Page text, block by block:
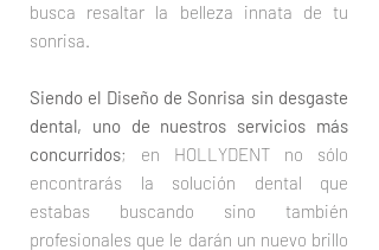
busca resaltar la belleza innata de tu
sonrisa.
Siendo el Diseño de Sonrisa sin desgaste
dental, uno de nuestros servicios más
concurridos; en HOLLYDENT no sólo
encontrarás la solución dental que
estabas buscando sino también
profesionales que le darán un nuevo brillo